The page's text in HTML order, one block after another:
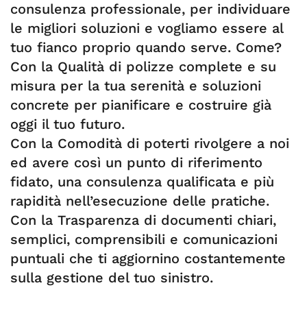
consulenza professionale, per individuare
le migliori soluzioni e vogliamo essere al
tuo fianco proprio quando serve. Come?
Con la Qualità di polizze complete e su
misura per la tua serenità e soluzioni
concrete per pianificare e costruire già
oggi il tuo futuro.
Con la Comodità di poterti rivolgere a noi
ed avere così un punto di riferimento
fidato, una consulenza qualificata e più
rapidità nell’esecuzione delle pratiche.
Con la Trasparenza di documenti chiari,
semplici, comprensibili e comunicazioni
puntuali che ti aggiornino costantemente
sulla gestione del tuo sinistro.